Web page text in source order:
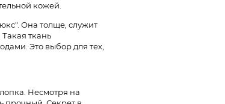
кожей.
Она толще, служит
ткань
Это выбор для тех,
Несмотря на